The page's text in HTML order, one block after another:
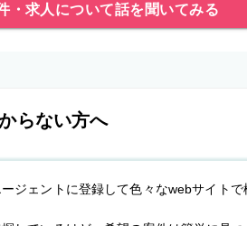
・求人について話を聞いてみる
らない方へ
ジェントに登録して色々なwebサイトで